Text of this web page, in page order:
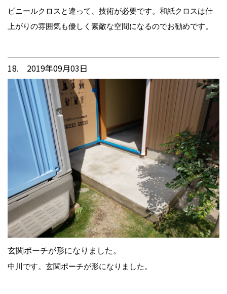
ビニールクロスと違って、技術が必要です。和紙クロスは仕
上がりの雰囲気も優しく素敵な空間になるのでお勧めです。
18. 2019年09月03日
玄関ポーチが形になりました。
中川です。玄関ポーチが形になりました。